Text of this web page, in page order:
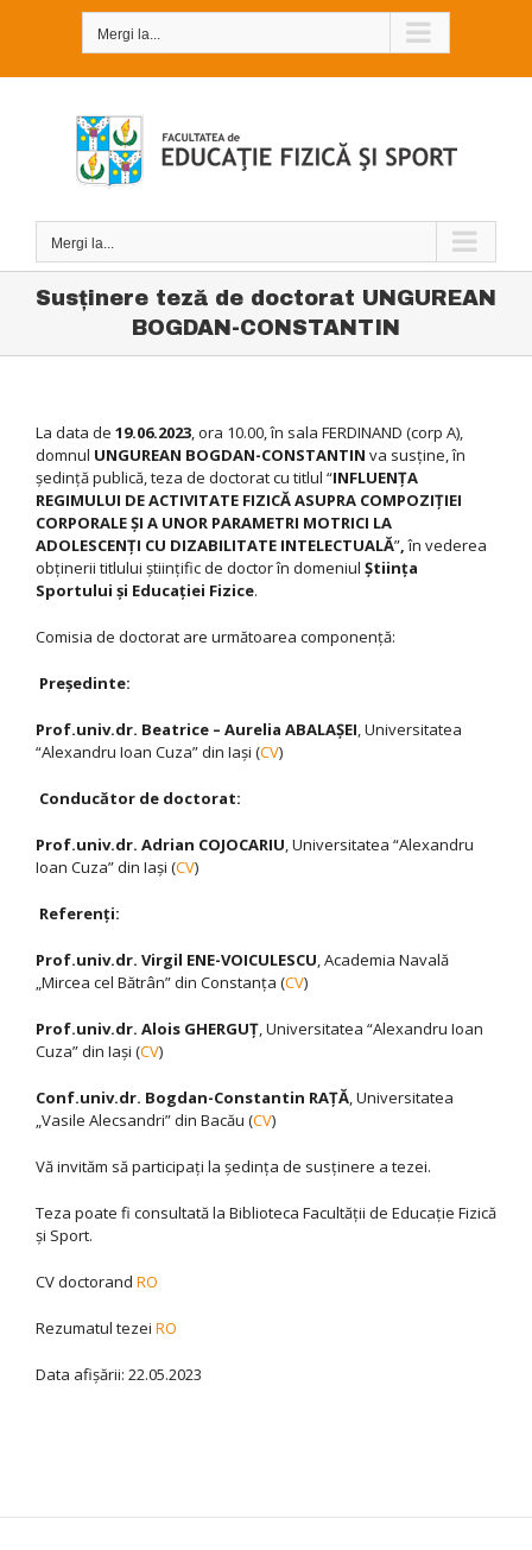
Mergi la...
Mergi la...
Susţinere teză de doctorat UNGUREAN
BOGDAN-CONSTANTIN
La data de 19.06.2023, ora 10.00, în sala FERDINAND (corp A),
domnul UNGUREAN BOGDAN-CONSTANTIN va susţine, în
şedinţă publică, teza de doctorat cu titlul “INFLUENŢA
REGIMULUI DE ACTIVITATE FIZICĂ ASUPRA COMPOZIŢIEI
CORPORALE ŞI A UNOR PARAMETRI MOTRICI LA
ADOLESCENŢI CU DIZABILITATE INTELECTUALĂ”,în vederea
obţinerii titlului ştiinţific de doctor în domeniul Ştiinţa
Sportului şi Educaţiei Fizice.
Comisia de doctorat are următoarea componenţă:
Preşedinte:
Prof.univ.dr. Beatrice – Aurelia ABALAŞEI, Universitatea
“Alexandru Ioan Cuza” din Iaşi (CV)
Conducător de doctorat:
Prof.univ.dr. Adrian COJOCARIU, Universitatea “Alexandru
Ioan Cuza” din Iaşi (CV)
Referenţi:
Prof.univ.dr. Virgil ENE-VOICULESCU, Academia Navală
„Mircea cel Bătrân” din Constanţa (CV)
Prof.univ.dr. Alois GHERGUŢ, Universitatea “Alexandru Ioan
Cuza” din Iaşi (CV)
Conf.univ.dr. Bogdan-Constantin RAŢĂ, Universitatea
„Vasile Alecsandri” din Bacău (CV)
Vă invităm să participaţi la şedinţa de susţinere a tezei.
Teza poate fi consultată la Biblioteca Facultăţii de Educaţie Fizică
şi Sport.
CV doctorand RO
Rezumatul tezei RO
Data afişării: 22.05.2023